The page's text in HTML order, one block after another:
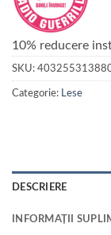
10% reducere
SKU:
Categorie: Lese
DESCRIERE
INFORMAȚII